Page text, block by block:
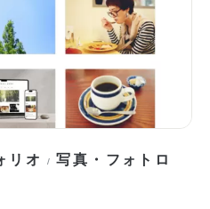
リオ /写真・フォトロ